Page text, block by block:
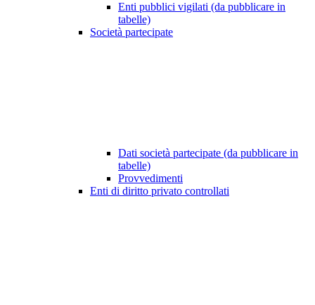
Enti pubblici vigilati (da pubblicare in
tabelle)
Società partecipate
Dati società partecipate (da pubblicare in
tabelle)
Provvedimenti
Enti di diritto privato controllati